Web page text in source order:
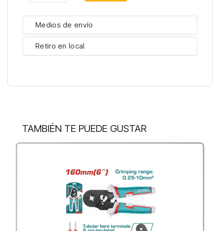
Medios de envío
Retiro en local
TAMBIÉN TE PUEDE GUSTAR